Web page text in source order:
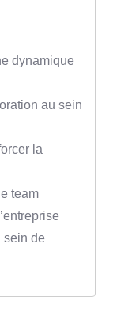
dynamique
au sein
la
team
sein de